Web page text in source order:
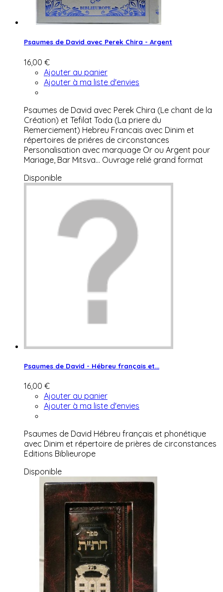
Psaumes de David avec Perek Chira - Argent
16,00 €
Ajouter au panier
Ajouter à ma liste d'envies
Psaumes de David avec Perek Chira (Le chant de la
Création) et Tefilat Toda (La priere du
Remerciement) Hebreu Francais avec Dinim et
répertoires de priéres de circonstances
Personalisation avec marquage Or ou Argent pour
Mariage, Bar Mitsva... Ouvrage relié grand format
Disponible
Psaumes de David - Hébreu français et...
16,00 €
Ajouter au panier
Ajouter à ma liste d'envies
Psaumes de David Hébreu français et phonétique
avec Dinim et répertoire de prières de circonstances
Editions Biblieurope
Disponible